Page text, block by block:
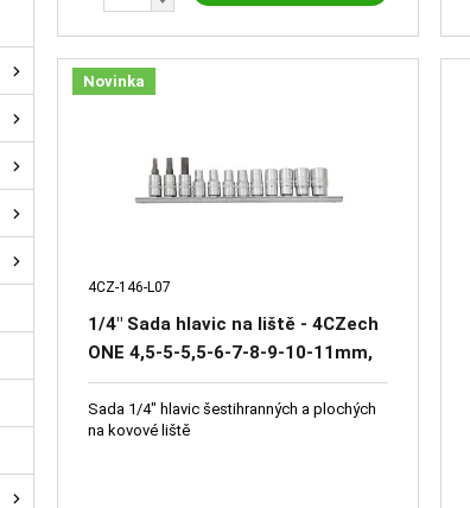
Novinka
4CZ-146-L07
1/4" Sada hlavic na liště - 4CZech
ONE 4,5-5-5,5-6-7-8-9-10-11mm,
zástrčné hlavice SL4-SL5,5-SL7
Sada 1/4" hlavic šestihranných a plochých
na kovové liště